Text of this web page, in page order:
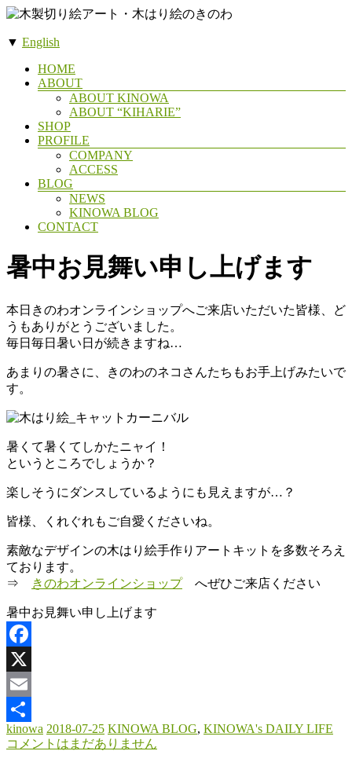
コ
テ
り
絵
の
き
の
わ
木
と
も
に
ら
す。
▼ English
HOME
ABOUT
ABOUT KINOWA
ABOUT “KIHARIE”
SHOP
PROFILE
COMPANY
ACCESS
BLOG
NEWS
KINOWA BLOG
CONTACT
暑中お見舞い申し上げます
本日きのわオンラインショップへご来店いただいた皆様、ど
うもありがとうございました。
毎日毎日暑い日が続きますね…
あまりの暑さに、きのわのネコさんたちもお手上げみたいで
す。
暑くて暑くてしかたニャイ！
というところでしょうか？
楽しそうにダンスしているようにも見えますが…？
皆様、くれぐれもご自愛くださいね。
素敵なデザインの木はり絵手作りアートキットを多数そろえ
ております。
⇒
きのわオンラインショップへぜひご来店ください
暑中お見舞い申し上げます
Facebook
X
Email
共
kinowa 2018-07-25 KINOWA BLOG, KINOWA's DAILY LIFE
コメントはまだありません